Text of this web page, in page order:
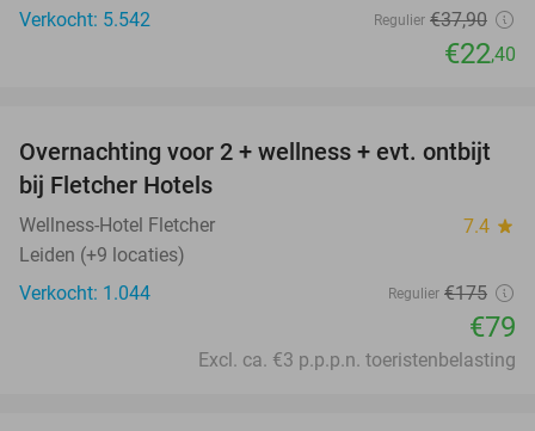
Verkocht: 5.542
Regulier €37,90
€22,40
55%
Overnachting voor 2 + wellness + evt. ontbijt
bij Fletcher Hotels
Wellness-Hotel Fletcher 7.4 star
Leiden (+9 locaties)
Verkocht: 1.044
Regulier €175
€79
Excl. ca. €3 p.p.p.n. toeristenbelasting